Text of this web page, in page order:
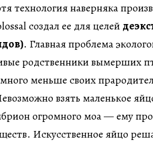
технология наверняка
создал ее для целей
. Главная проблема
родственники вымерших
меньше своих
взять маленькое
огромного моа — ему
Искусственное яйцо